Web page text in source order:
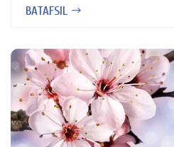
BATAFSIL